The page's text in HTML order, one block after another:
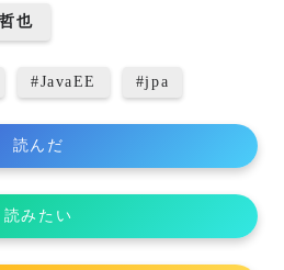
也
#JavaEE #jpa
読んだ
読みたい